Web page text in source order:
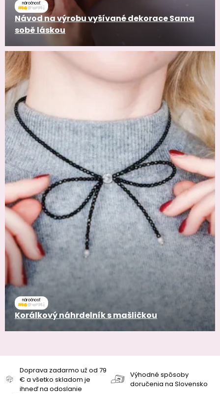
náročnosť
Návod na výrobu vyšívané dekorace Sama
sobě láskou
náročnosť
Korálkový náhrdelník s mašličkou
Doprava zadarmo už od 79
€ a všetko skladom je
ihneď na odoslanie
Výhodné spôsoby
doručenia na Slovensko